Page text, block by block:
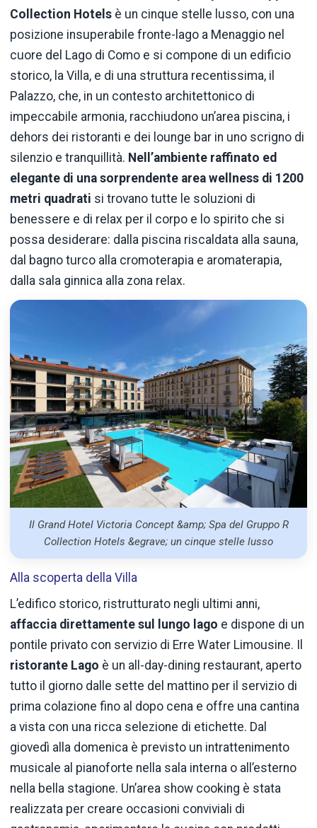
Collection Hotels è un cinque stelle lusso, con una
posizione insuperabile fronte-lago a Menaggio nel
cuore del Lago di Como e si compone di un edificio
storico, la Villa, e di una struttura recentissima, il
Palazzo, che, in un contesto architettonico di
impeccabile armonia, racchiudono un’area piscina, i
dehors dei ristoranti e dei lounge bar in uno scrigno di
silenzio e tranquillità. Nell’ambiente raffinato ed
elegante di una sorprendente area wellness di 1200
metri quadrati si trovano tutte le soluzioni di
benessere e di relax per il corpo e lo spirito che si
possa desiderare: dalla piscina riscaldata alla sauna,
dal bagno turco alla cromoterapia e aromaterapia,
dalla sala ginnica alla zona relax.
Il Grand Hotel Victoria Concept &amp; Spa del Gruppo R
Collection Hotels &egrave; un cinque stelle lusso
Alla scoperta della Villa
L’edifico storico, ristrutturato negli ultimi anni,
affaccia direttamente sul lungo lago e dispone di un
pontile privato con servizio di Erre Water Limousine. Il
ristorante Lago è un all-day-dining restaurant, aperto
tutto il giorno dalle sette del mattino per il servizio di
prima colazione fino al dopo cena e offre una cantina
a vista con una ricca selezione di etichette. Dal
giovedì alla domenica è previsto un intrattenimento
musicale al pianoforte nella sala interna o all’esterno
nella bella stagione. Un’area show cooking è stata
realizzata per creare occasioni conviviali di